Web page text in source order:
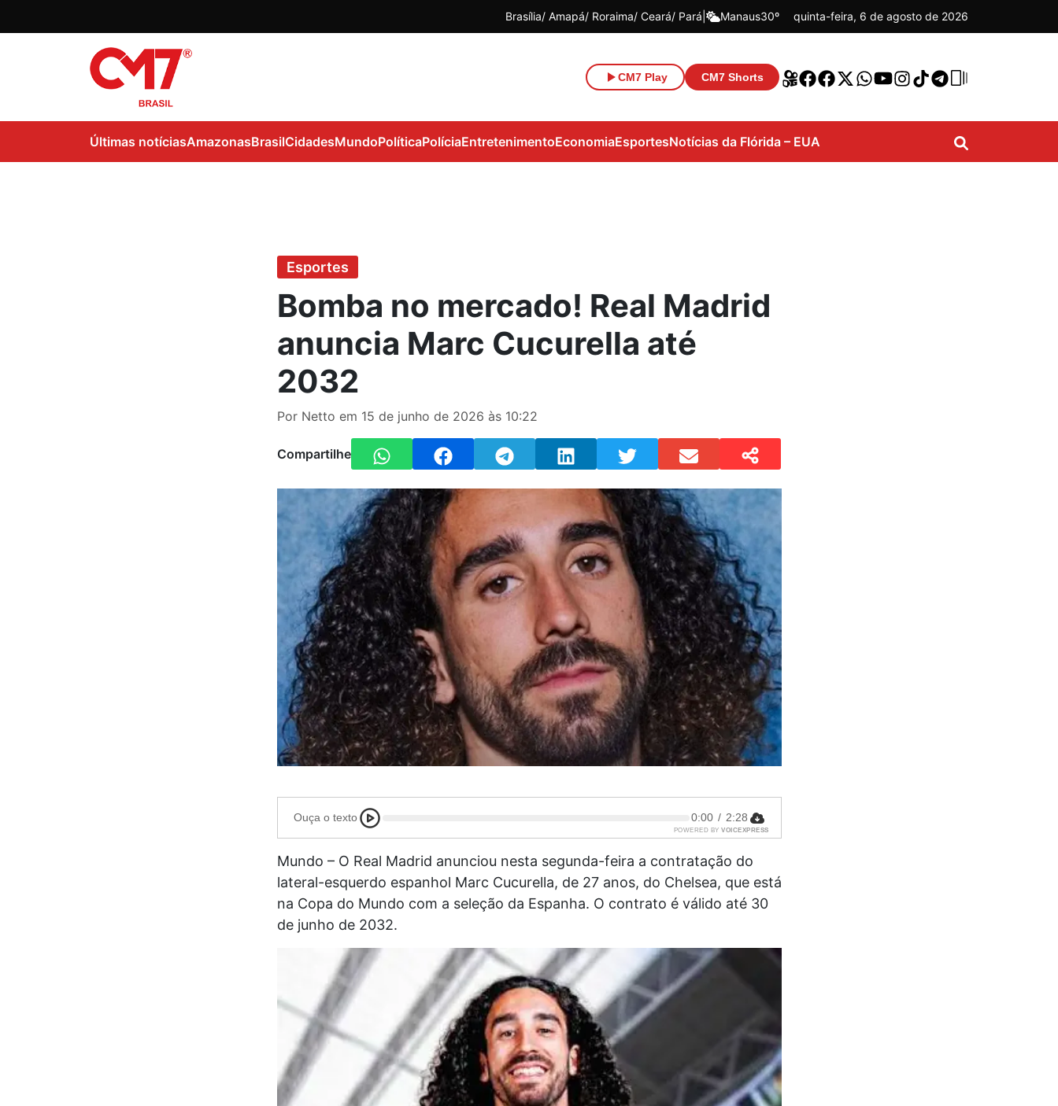
Brasília Amapá Roraima Ceará Pará Manaus30º quinta-feira, 6 de agosto de 2026
CM7 Play CM7 Shorts
Últimas notíciasAmazonasBrasilCidadesMundoPolíticaPolíciaEntretenimentoEconomiaEsportesNotícias da Flórida – EUA
Esportes
Bomba no mercado! Real Madrid
anuncia Marc Cucurella até
2032
Por Netto em 15 de junho de 2026 às 10:22
Compartilhe
Ouça o texto 0:00 / 2:28
POWERED BY VOICEXPRESS
Mundo – O Real Madrid anunciou nesta segunda-feira a contratação do
lateral-esquerdo espanhol Marc Cucurella, de 27 anos, do Chelsea, que está
na Copa do Mundo com a seleção da Espanha. O contrato é válido até 30
de junho de 2032.